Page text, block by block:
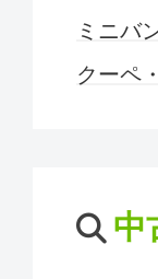
ミニバ
クーペ
中